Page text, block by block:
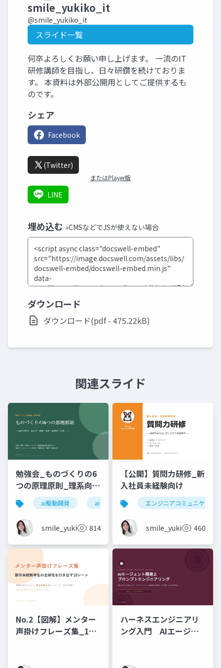
smile_yukiko_it
@smile_yukiko_it
スライド一覧
何卒よろしくお願い申し上げます。 一流のIT
研修講師を目指し、日々研鑽を続けておりま
す。 本資料は外部公開用としてご提供するも
のです。
シェア
Facebook
(Twitter)
またはPlayer版
LINE
埋め込む »CMSなどでJSが使えない場合
ダウンロード
ダウンロード(pdf - 475.22kB)
関連スライド
勉強会_ものづくりの6
つの原理原則_理系向け
6時間_2026_05_24_
石黒友季子
ai駆動開発 ai
smile_yukiko_it814
【公開】質問力研修_新
入社員未経験向け
エンジニアコミュニケーシ
smile_yukiko_it460
No.2【図解】メンター
声掛けフレーズ集_18
ハーネスエンジニアリ
ング入門 AIエージェ